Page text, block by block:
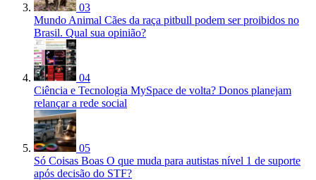
03
Mundo Animal Cães da raça pitbull podem ser proibidos no
Brasil. Qual sua opinião?
04
Ciência e Tecnologia MySpace de volta? Donos planejam
relançar a rede social
05
Só Coisas Boas O que muda para autistas nível 1 de suporte
após decisão do STF?